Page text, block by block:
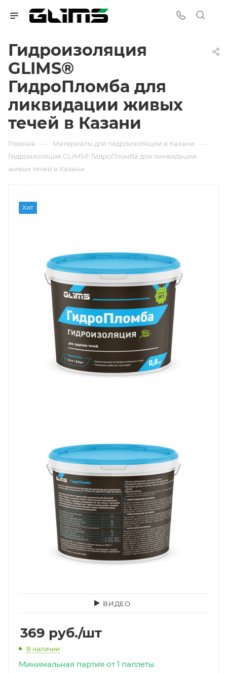
Гидроизоляция
GLIMS®
ГидроПломба для
ликвидации живых
течей в Казани
Главная — Материалы для гидроизоляции в Казани —
Гидроизоляция GLIMS® ГидроПломба для ликвидации
живых течей в Казани
Хит
ВИДЕО
369 руб./шт
В наличии
Минимальная партия от 1 паллеты